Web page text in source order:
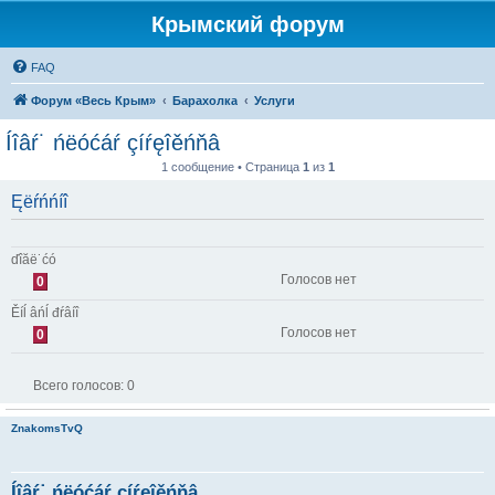
Крымский форум
FAQ
Форум «Весь Крым» Барахолка Услуги
Íîâŕ˙ ńëóćáŕ çíŕęîěńňâ
1 сообщение • Страница 1 из 1
Ęëŕńńíî
ďîăë˙ćó
0
Голосов нет
Ěíĺ âńĺ đŕâíî
0
Голосов нет
Всего голосов: 0
ZnakomsTvQ